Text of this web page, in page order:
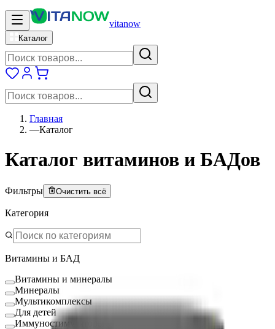
vitanow
Каталог
Главная
—Каталог
Каталог витаминов и БАДов
Фильтры Очистить всё
Категория
Витамины и БАД
Витамины и минералы
Минералы
Мультикомплексы
Для детей
Иммуностимуляторы